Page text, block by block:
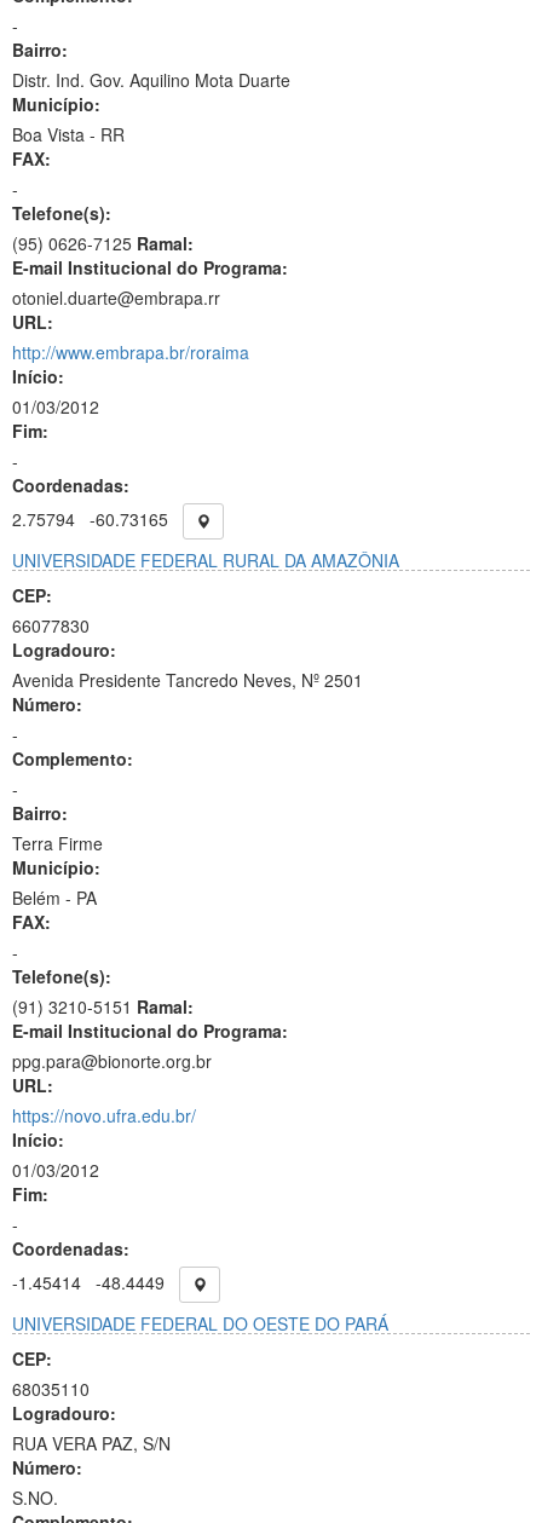
-
Bairro:
Distr. Ind. Gov. Aquilino Mota Duarte
Município:
Boa Vista - RR
FAX:
-
Telefone(s):
(95) 0626-7125 Ramal:
E-mail Institucional do Programa:
otoniel.duarte@embrapa.rr
URL:
http://www.embrapa.br/roraima
Início:
01/03/2012
Fim:
-
Coordenadas:
2.75794 -60.73165
UNIVERSIDADE FEDERAL RURAL DA AMAZÔNIA
CEP:
66077830
Logradouro:
Avenida Presidente Tancredo Neves, Nº 2501
Número:
-
Complemento:
-
Bairro:
Terra Firme
Município:
Belém - PA
FAX:
-
Telefone(s):
(91) 3210-5151 Ramal:
E-mail Institucional do Programa:
ppg.para@bionorte.org.br
URL:
https://novo.ufra.edu.br/
Início:
01/03/2012
Fim:
-
Coordenadas:
-1.45414 -48.4449
UNIVERSIDADE FEDERAL DO OESTE DO PARÁ
CEP:
68035110
Logradouro:
RUA VERA PAZ, S/N
Número:
S.NO.